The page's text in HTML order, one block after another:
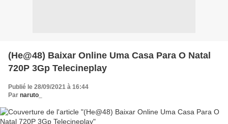
(He@48) Baixar Online Uma Casa Para O Natal
720P 3Gp Telecineplay
Publié le 28/09/2021 à 16:44
Par naruto_